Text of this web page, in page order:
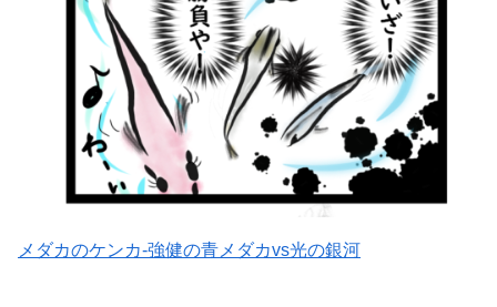
メダカのケンカ-強健の青メダカvs光の銀河